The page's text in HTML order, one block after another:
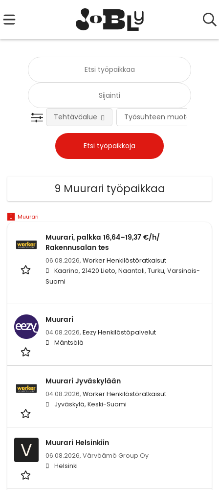
Työsuhteen muoto
Tehtäväalue
9 Muurari työpaikkaa
Muurari
Muurari, palkka 16,64–19,37 €/h/
Rakennusalan tes
06.08.2026, Worker Henkilöstöratkaisut
Kaarina, 21420 Lieto, Naantali, Turku, Varsinais-
Suomi
Muurari
04.08.2026, Eezy Henkilöstöpalvelut
Mäntsälä
Muurari Jyväskylään
04.08.2026, Worker Henkilöstöratkaisut
Jyväskylä, Keski-Suomi
V Muurari Helsinkiin
06.08.2026, Värväämö Group Oy
Helsinki